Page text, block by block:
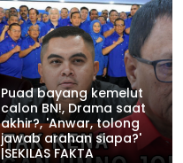
Puad bayang kemelut
calon BN!, Drama saat
akhir?, 'Anwar, tolong
jawab arahan siapa?'
|SEKILAS FAKTA